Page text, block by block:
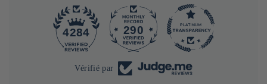
4284 290
Vérifié par